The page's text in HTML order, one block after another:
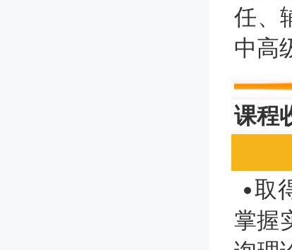
任、
中高
课程
•取
掌握